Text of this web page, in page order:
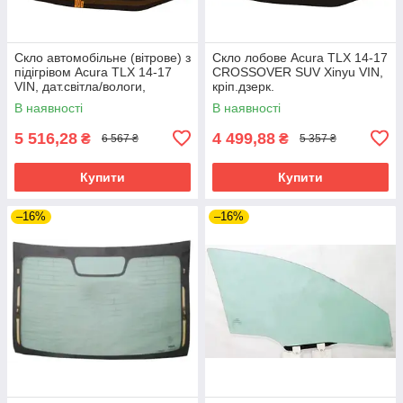
Скло автомобільне (вітрове) з
підігрівом Acura TLX 14-17
VIN, дат.світла/вологи,
кріп.дзерк. Xinyu
В наявності
5 516,28 ₴ 6 567 ₴
Купити
Скло лобове Acura TLX 14-17
CROSSOVER SUV Xinyu VIN,
кріп.дзерк.
В наявності
4 499,88 ₴ 5 357 ₴
Купити
–16% –16%